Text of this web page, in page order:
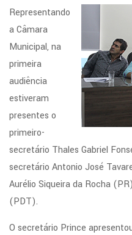
Representando
a Câmara
Municipal, na
primeira
audiência
estiveram
presentes o
primeiro-
secretário Thales Gabriel
secretário Antonio José
Aurélio Siqueira da Rocha
(PDT).
O secretário Prince